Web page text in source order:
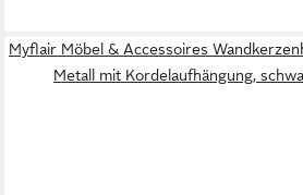
Myflair Möbel & Accessoires
Metall mit Kordelaufhängung,